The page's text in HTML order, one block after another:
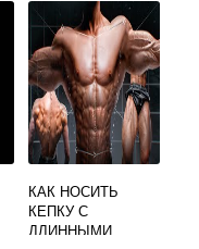
КАК НОСИТЬ
КЕПКУ С
ДЛИННЫМИ